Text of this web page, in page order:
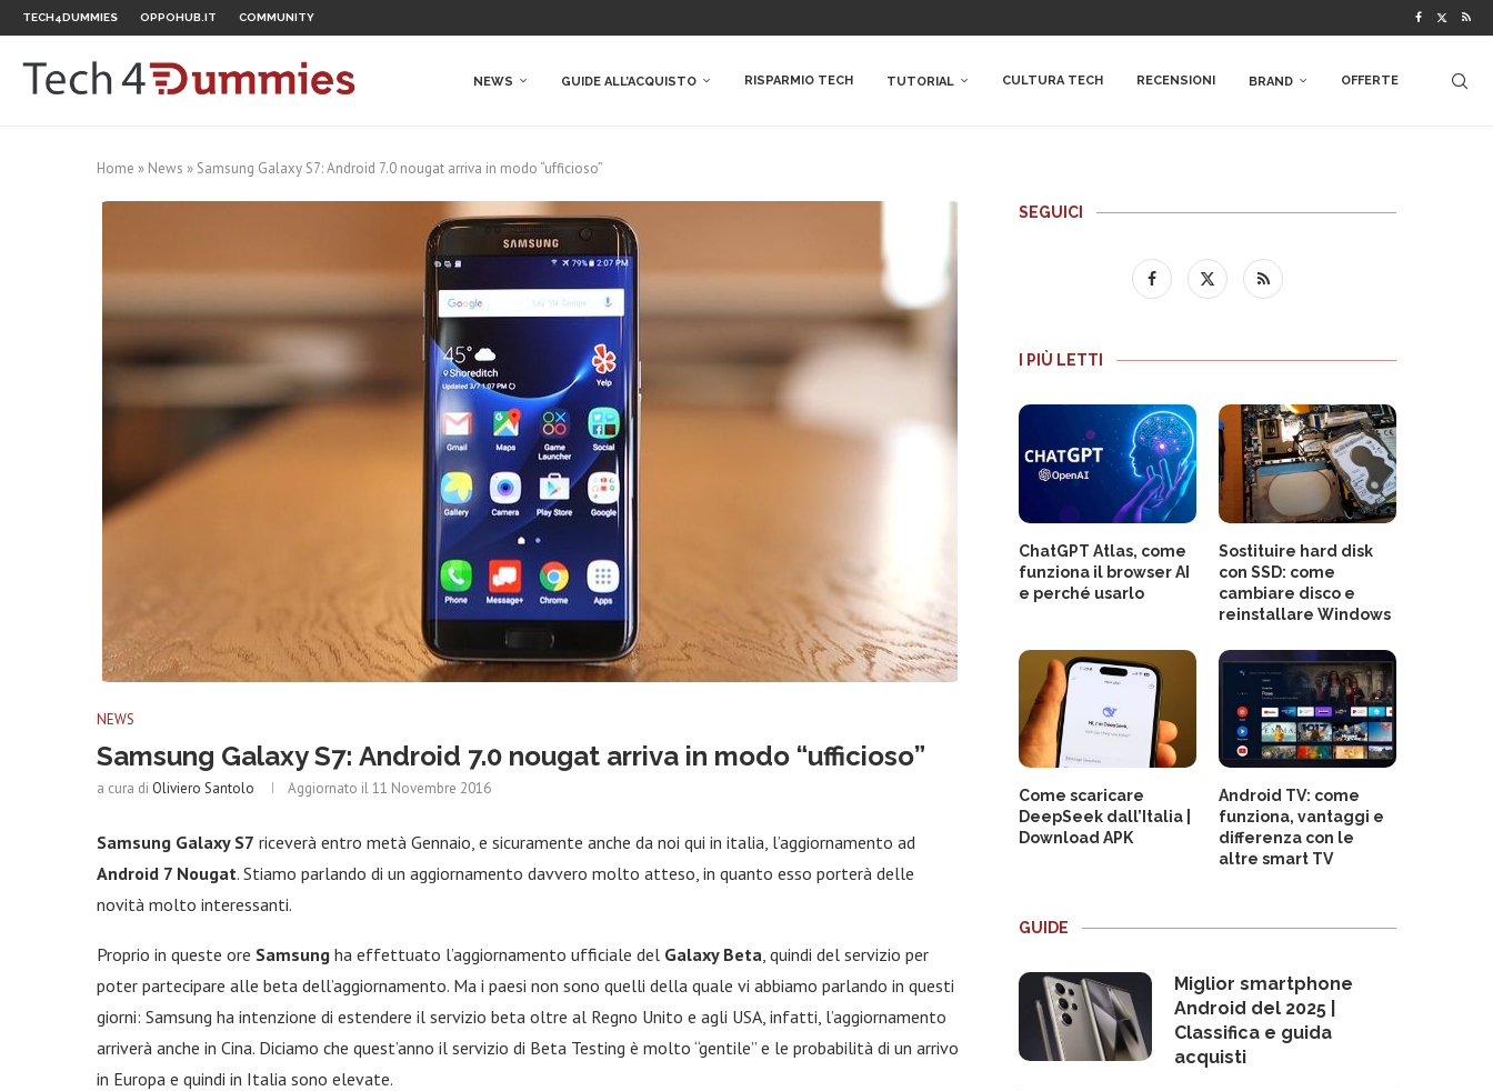
TECH4DUMMIES OPPOHUB.IT COMMUNITY
NEWS GUIDE ALL’ACQUISTO RISPARMIO TECH TUTORIAL CULTURA TECH RECENSIONI BRAND OFFERTE
Home » News » Samsung Galaxy S7: Android 7.0 nougat arriva in modo “ufficioso”
NEWS
Samsung Galaxy S7: Android 7.0 nougat arriva in modo “ufficioso”
a cura di Oliviero Santolo Aggiornato il11 Novembre 2016
Samsung Galaxy S7 riceverà entro metà Gennaio, e sicuramente anche da noi qui in italia, l’aggiornamento ad
Android 7 Nougat. Stiamo parlando di un aggiornamento davvero molto atteso, in quanto esso porterà delle
novità molto interessanti.
Proprio in queste ore Samsung ha effettuato l’aggiornamento ufficiale del Galaxy Beta, quindi del servizio per
poter partecipare alle beta dell’aggiornamento. Ma i paesi non sono quelli della quale vi abbiamo parlando in questi
giorni: Samsung ha intenzione di estendere il servizio beta oltre al Regno Unito e agli USA, infatti, l’aggiornamento
arriverà anche in Cina. Diciamo che quest’anno il servizio di Beta Testing è molto “gentile” e le probabilità di un arrivo
in Europa e quindi in Italia sono elevate.
SEGUICI
I PIÙ LETTI
ChatGPT Atlas, come
funziona il browser AI
e perché usarlo
Sostituire hard disk
con SSD: come
cambiare disco e
reinstallare Windows
Come scaricare
DeepSeek dall’Italia |
Download APK
Android TV: come
funziona, vantaggi e
differenza con le
altre smart TV
GUIDE
Miglior smartphone
Android del 2025 |
Classifica e guida
acquisti